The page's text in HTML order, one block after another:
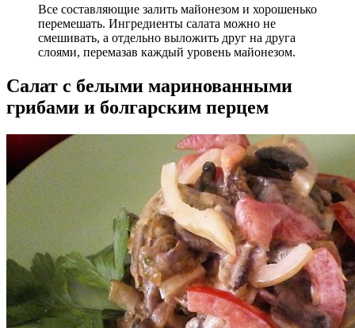
Все составляющие залить майонезом и хорошенько
перемешать. Ингредиенты салата можно не
смешивать, а отдельно выложить друг на друга
слоями, перемазав каждый уровень майонезом.
Салат с белыми маринованными
грибами и болгарским перцем